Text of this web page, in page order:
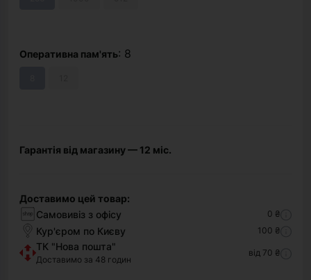
Оперативна пам'ять: 8
Гарантія від магазину — 12 міс.
Доставимо цей товар:
Самовивіз з офісу
0 ₴
Кур'єром по Києву 100 ₴
ТК "Нова пошта"
Доставимо за 48 годин
від 70 ₴